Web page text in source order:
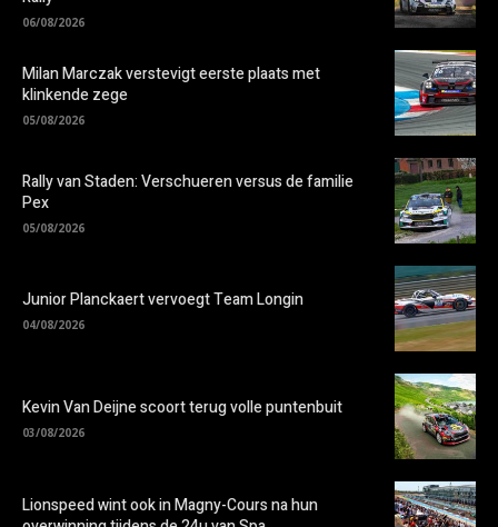
06/08/2026
Milan Marczak verstevigt eerste plaats met
klinkende zege
05/08/2026
Rally van Staden: Verschueren versus de familie
Pex
05/08/2026
Junior Planckaert vervoegt Team Longin
04/08/2026
Kevin Van Deijne scoort terug volle puntenbuit
03/08/2026
Lionspeed wint ook in Magny-Cours na hun